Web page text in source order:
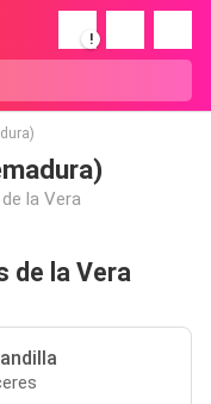
!
la Vera
de la Vera